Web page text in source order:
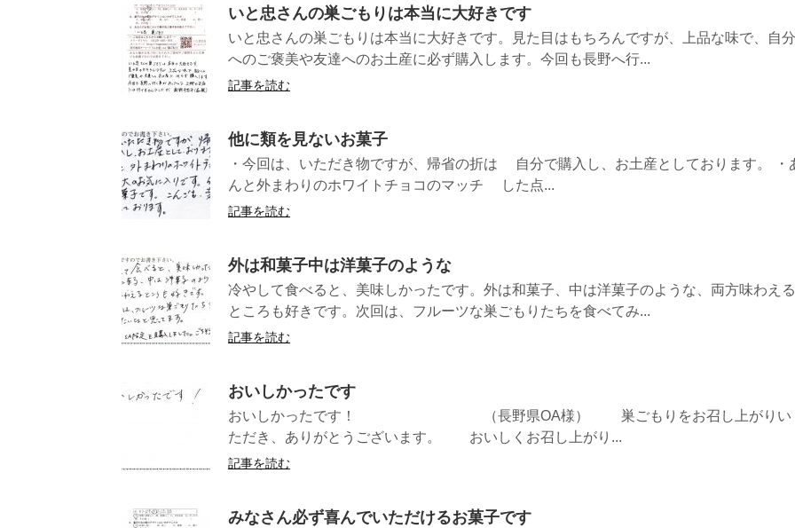
いと忠さんの巣ごもりは本当に大好きです
いと忠さんの巣ごもりは本当に大好きです。見た目はもちろんですが、上品な味で、自分
へのご褒美や友達へのお土産に必ず購入します。今回も長野へ行...
記事を読む
他に類を見ないお菓子
・今回は、いただき物ですが、帰省の折は 自分で購入し、お土産としております。 ・
んと外まわりのホワイトチョコのマッチ した点...
記事を読む
外は和菓子中は洋菓子のような
冷やして食べると、美味しかったです。外は和菓子、中は洋菓子のような、両方味わえる
ところも好きです。次回は、フルーツな巣ごもりたちを食べてみ...
記事を読む
おいしかったです
おいしかったです！ （長野県OA様） 巣ごもりをお召し上がりい
ただき、ありがとうございます。 おいしくお召し上がり...
記事を読む
みなさん必ず喜んでいただけるお菓子です